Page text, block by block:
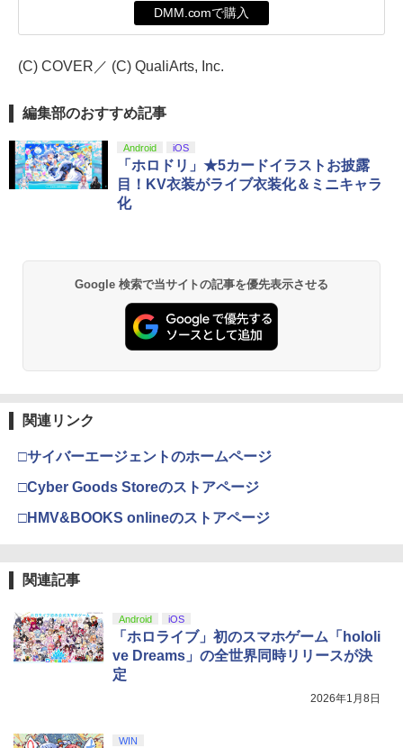
DMM.comで購入
(C) COVER／ (C) QualiArts, Inc.
編集部のおすすめ記事
Android iOS
「ホロドリ」★5カードイラストお披露
目！KV衣装がライブ衣装化＆ミニキャラ
化
Google 検索で当サイトの記事を優先表示させる
関連リンク
□サイバーエージェントのホームページ
□Cyber Goods Storeのストアページ
□HMV&BOOKS onlineのストアページ
関連記事
Android iOS
「ホロライブ」初のスマホゲーム「hololi
ve Dreams」の全世界同時リリースが決
定
2026年1月8日
WIN